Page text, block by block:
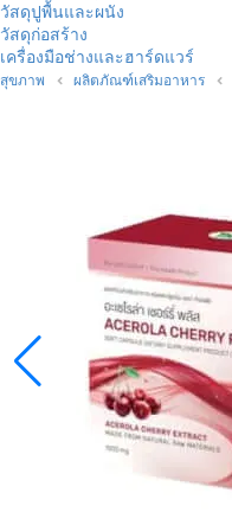
วัสดุปูพื้นและผนัง
วัสดุก่อสร้าง
เครื่องมือช่างและฮาร์ดแวร์
สุขภาพ ผลิตภัณฑ์เสริมอาหาร